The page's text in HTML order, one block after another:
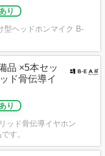
り
型ヘッドホンマイク B-
品 ×5本セッ
ド骨伝導イ
り
ッド骨伝導イヤホン
す。